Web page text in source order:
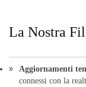
La Nostra
Aggiornamenti
connessi con la